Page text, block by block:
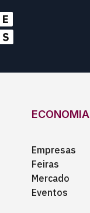
ECONOMIA
Empresas
Feiras
Mercado
Eventos